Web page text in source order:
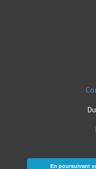
En poursuivant